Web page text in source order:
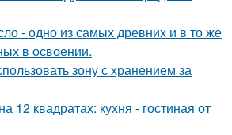
- одно из самых древних и в то же
в освоении.
зону с хранением за
12 квадратах: кухня - гостиная от